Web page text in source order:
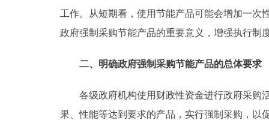
ENGLISH
ITALIANO
工作。从短期看，使用节能产品可能会增加一次
政府强制采购节能产品的重要意义，增强执行制
二、明确政府强制采购节能产品的总体要求
各级政府机构使用财政性资金进行政府采购活
果、性能等达到要求的产品，实行强制采购，以